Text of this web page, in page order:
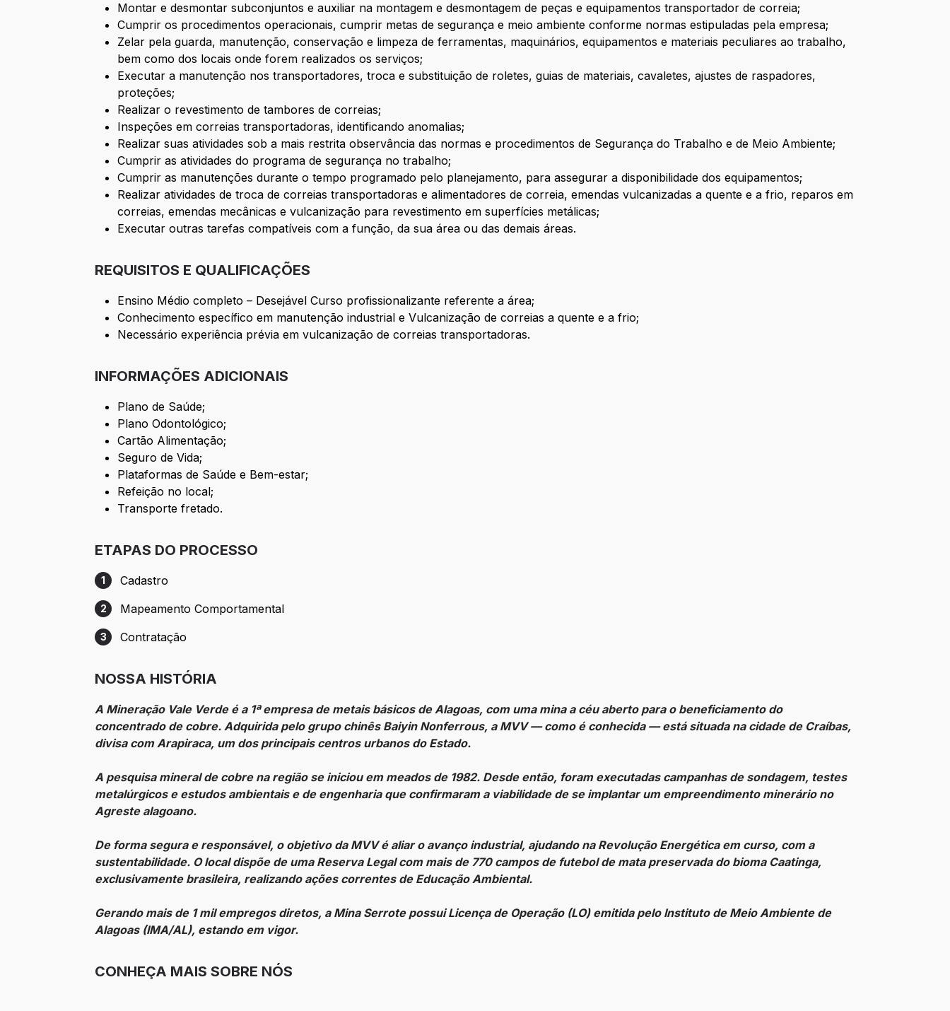
Montar e desmontar subconjuntos e auxiliar na montagem e desmontagem de peças e equipamentos transportador de correia;
Cumprir os procedimentos operacionais, cumprir metas de segurança e meio ambiente conforme normas estipuladas pela empresa;
Zelar pela guarda, manutenção, conservação e limpeza de ferramentas, maquinários, equipamentos e materiais peculiares ao trabalho,
bem como dos locais onde forem realizados os serviços;
Executar a manutenção nos transportadores, troca e substituição de roletes, guias de materiais, cavaletes, ajustes de raspadores,
proteções;
Realizar o revestimento de tambores de correias;
Inspeções em correias transportadoras, identificando anomalias;
Realizar suas atividades sob a mais restrita observância das normas e procedimentos de Segurança do Trabalho e de Meio Ambiente;
Cumprir as atividades do programa de segurança no trabalho;
Cumprir as manutenções durante o tempo programado pelo planejamento, para assegurar a disponibilidade dos equipamentos;
Realizar atividades de troca de correias transportadoras e alimentadores de correia, emendas vulcanizadas a quente e a frio, reparos em
correias, emendas mecânicas e vulcanização para revestimento em superfícies metálicas;
Executar outras tarefas compatíveis com a função, da sua área ou das demais áreas.
REQUISITOS E QUALIFICAÇÕES
Ensino Médio completo – Desejável Curso profissionalizante referente a área;
Conhecimento específico em manutenção industrial e Vulcanização de correias a quente e a frio;
Necessário experiência prévia em vulcanização de correias transportadoras.
INFORMAÇÕES ADICIONAIS
Plano de Saúde;
Plano Odontológico;
Cartão Alimentação;
Seguro de Vida;
Plataformas de Saúde e Bem-estar;
Refeição no local;
Transporte fretado.
ETAPAS DO PROCESSO
Etapa 1: Cadastro
1 Cadastro
Etapa 2: Mapeamento Comportamental
2 Mapeamento Comportamental
Etapa 3: Contratação
3 Contratação
NOSSA HISTÓRIA
A Mineração Vale Verde é a 1ª empresa de metais básicos de Alagoas, com uma mina a céu aberto para o beneficiamento do
concentrado de cobre. Adquirida pelo grupo chinês Baiyin Nonferrous, a MVV — como é conhecida — está situada na cidade de Craíbas,
divisa com Arapiraca, um dos principais centros urbanos do Estado.
A pesquisa mineral de cobre na região se iniciou em meados de 1982. Desde então, foram executadas campanhas de sondagem, testes
metalúrgicos e estudos ambientais e de engenharia que confirmaram a viabilidade de se implantar um empreendimento minerário no
Agreste alagoano.
De forma segura e responsável, o objetivo da MVV é aliar o avanço industrial, ajudando na Revolução Energética em curso, com a
sustentabilidade. O local dispõe de uma Reserva Legal com mais de 770 campos de futebol de mata preservada do bioma Caatinga,
exclusivamente brasileira, realizando ações correntes de Educação Ambiental.
Gerando mais de 1 mil empregos diretos, a Mina Serrote possui Licença de Operação (LO) emitida pelo Instituto de Meio Ambiente de
Alagoas (IMA/AL), estando em vigor.
CONHEÇA MAIS SOBRE NÓS